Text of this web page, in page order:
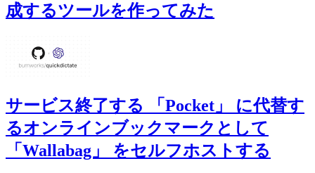
成するツールを作ってみた
サービス終了する 「Pocket」 に代替す
るオンラインブックマークとして
「Wallabag」 をセルフホストする